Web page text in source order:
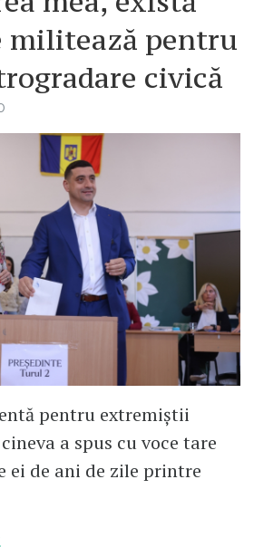
militează pentru
civică
pentru extremiștii
a spus cu voce tare
ei de ani de zile printre